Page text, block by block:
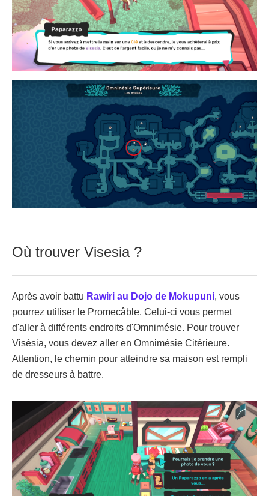
Où trouver Visesia ?
Après avoir battu Rawiri au Dojo de Mokupuni, vous
pourrez utiliser le Promecâble. Celui-ci vous permet
d'aller à différents endroits d'Omnimésie. Pour trouver
Visésia, vous devez aller en Omnimésie Citérieure.
Attention, le chemin pour atteindre sa maison est rempli
de dresseurs à battre.